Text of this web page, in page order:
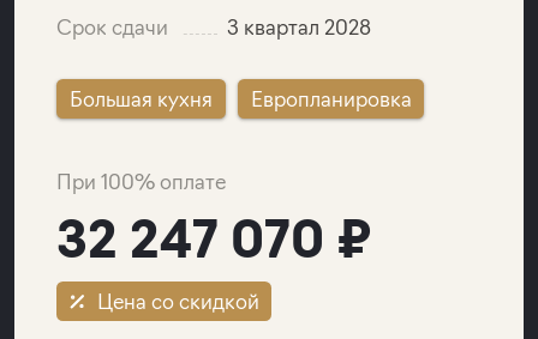
Срок сдачи
3 квартал 2028
Большая кухня Европланировка
При 100% оплате
32 247 070 ₽
Цена со скидкой